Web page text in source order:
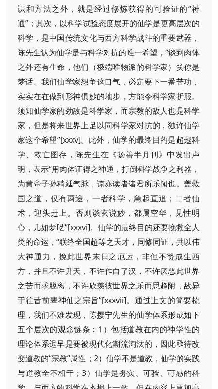
识和方法之外，就是经过修炼获得的可验证的“神
通”；其次，以科学试验态度展开的仙学是更高层次的
科学，是中国传统文化与西方科学战斗的重要武器，
陈先生认为仙学是与科学对抗的唯一希望，“谈到肉体
之外还有生命，他们（极端唯物派的科学家）笑你是
梦话。我们仙学家想争这口气，必定要下一番苦功，
实实在在做到形神俱妙的地步，方能令科学家折服。
须知仙学家的劲敌是科学家，而宗教的敌人也是科学
家，但是将来世界上足以同科学家对抗的，独许仙学
家这个希望”[xxxv]。此外，仙学的最终目的是超越科
学、救亡图存，陈先生在《扬善半月刊》中发出声
明，表示“用肉体证得之神通，打倒科学战争之利器，
为黄帝子孙稍延气脉，谅亦读者诸君所乐闻也。盖救
国之道，仅有两途，一者科学，急起直追；二者仙
术，迎头赶上。否则谈玄说妙，都属空华，见性明
心，几如梦呓”[xxxvi]。仙学的最终目的还要挽救全人
类的命运，“联络全国超等之天才，同修同证，共以伟
大神通力，挽此世界末日之厄运，非但不赞成生西
方，并且不许升天，不许作自了汉，不许厌恶此世界
之苦而求脱离，不许欣羡彼世界之乐而思趋附，故异
于往昔前辈神仙之宗旨”[xxxvii]。通过上文的简要梳
理，我们不难发现，陈撄宁先生的仙学体系形成如下
五个层次的观念链条：1）包括道教在内的神学性的
理论体系迟早是要被现代化潮流淘汰的，因此亟待改
变道教的“宗教”属性；2）仙学不是道教，仙学的实践
与道教全不相干；3）仙学是务实、可验、可感的科